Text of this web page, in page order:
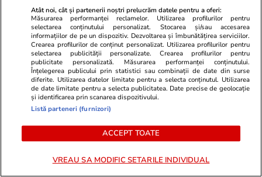
Proiectul imobiliar pregătit lângă
Lidl Moara de Foc este scos la
vânzare. Dezvoltatorul este
asociat în piață cu un alt proiect
de anvergură
Câți fani va
Craiova la
de pe
ULTIMELE ȘTIRI
Auto 12:27
Vânzările de mașini electrice au ajuns la 2
Atât noi, cât și partenerii noștri prelucrăm datele pentru a oferi:
Măsurarea performanței reclamelor. Utilizarea profilurilor pentru
selectarea conținutului personalizat. Stocarea și/sau accesarea
informațiilor de pe un dispozitiv. Dezvoltarea și îmbunătățirea serviciilor.
Crearea profilurilor de conținut personalizat. Utilizarea profilurilor pentru
selectarea publicității personalizate. Crearea profilurilor pentru
publicitate personalizată. Măsurarea performanței conținutului.
Înțelegerea publicului prin statistici sau combinații de date din surse
diferite. Utilizarea datelor limitate pentru a selecta conținutul. Utilizarea
de date limitate pentru a selecta publicitatea. Date precise de geolocație
și identificarea prin scanarea dispozitivului.
Listă parteneri (furnizori)
ACCEPT TOATE
VREAU SA MODIFIC SETARILE INDIVIDUAL